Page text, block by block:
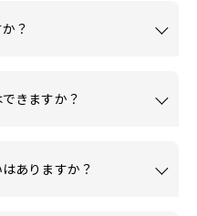
？
きますか？
ありますか？